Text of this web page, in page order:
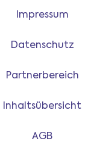
Impressum
Datenschutz
Partnerbereich
Inhaltsübersicht
AGB